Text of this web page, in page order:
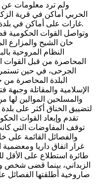
ولم ترد معلومات عن
الحربي أماكن في قرية
غارات على أماكن في بلدة اللطامنة، دون أنباء عن خسائر بشرية.
وتواصل القوات
خان الشيح والمزارع
النظام المروحية
المحاصرة من قبل
الجرحى، في حين
البلدة المحاصرة
الإسلامية والمقاتلة
والمسلحين الموالين
لتضييق الخناق أكثر على
تقدم وإبعاد القوات
توقف المفاوضات التي
والفصائل القائمة على
غرار اتفاق داريا
طائرة استطلاع على الأقل
الزبداني، بينما قضى
صاروخية أطلقتها